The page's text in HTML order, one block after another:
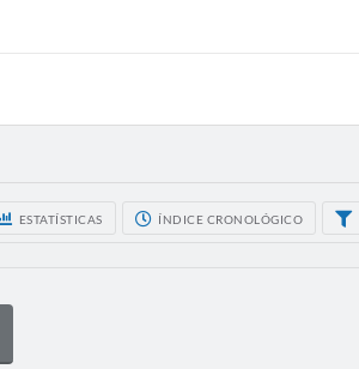
ESTATÍSTICAS ÍNDICE CRONOLÓGICO